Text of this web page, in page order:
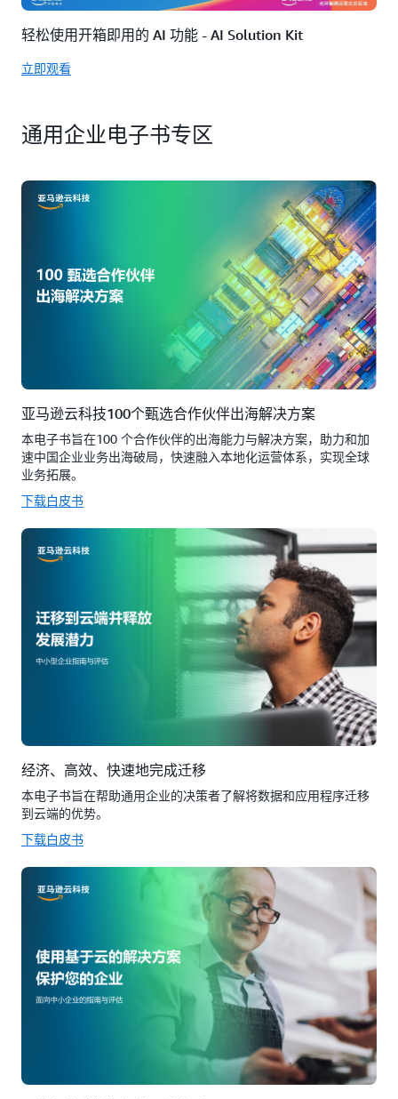
轻松使用开箱即用的 AI 功能 - AI Solution Kit
立即观看
通用企业电子书专区
亚马逊云科技100个甄选合作伙伴出海解决方案
本电子书旨在100 个合作伙伴的出海能力与解决方案，助力和加
速中国企业业务出海破局，快速融入本地化运营体系，实现全球
业务拓展。
下载白皮书
经济、高效、快速地完成迁移
本电子书旨在帮助通用企业的决策者了解将数据和应用程序迁移
到云端的优势。
下载白皮书